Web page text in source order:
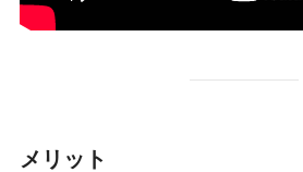
メリット